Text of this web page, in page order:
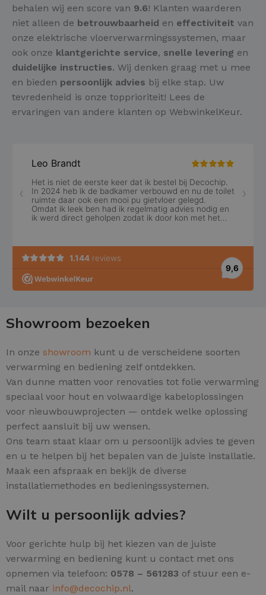
behalen wij een score van 9.6! Klanten waarderen
niet alleen de betrouwbaarheid en effectiviteit van
onze elektrische vloerverwarmingssystemen, maar
ook onze klantgerichte service, snelle levering en
duidelijke instructies. Wij denken graag met u mee
en bieden persoonlijk advies bij elke stap. Uw
tevredenheid is onze topprioriteit! Lees de
ervaringen van andere klanten op WebwinkelKeur.
Showroom bezoeken
In onze showroom kunt u de verscheidene soorten
verwarming en bediening zelf ontdekken.
Van dunne matten voor renovaties tot folie verwarming
speciaal voor hout en volwaardige kabeloplossingen
voor nieuwbouwprojecten — ontdek welke oplossing
perfect aansluit bij uw wensen.
Ons team staat klaar om u persoonlijk advies te geven
en u te helpen bij het bepalen van de juiste installatie.
Maak een afspraak en bekijk de diverse
installatiemethodes en bedieningssystemen.
Wilt u persoonlijk advies?
Voor gerichte hulp bij het kiezen van de juiste
verwarming en bediening kunt u contact met ons
opnemen via telefoon: 0578 – 561283 of stuur een e-
mail naar info@decochip.nl.